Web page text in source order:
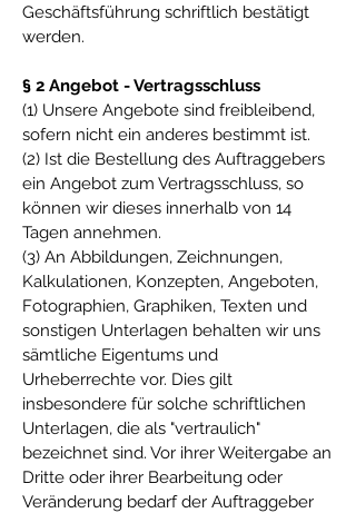
Geschäftsführung schriftlich bestätigt
werden.
§ 2 Angebot - Vertragsschluss
(1) Unsere Angebote sind freibleibend,
sofern nicht ein anderes bestimmt ist.
(2) Ist die Bestellung des Auftraggebers
ein Angebot zum Vertragsschluss, so
können wir dieses innerhalb von 14
Tagen annehmen.
(3) An Abbildungen, Zeichnungen,
Kalkulationen, Konzepten, Angeboten,
Fotographien, Graphiken, Texten und
sonstigen Unterlagen behalten wir uns
sämtliche Eigentums und
Urheberrechte vor. Dies gilt
insbesondere für solche schriftlichen
Unterlagen, die als "vertraulich"
bezeichnet sind. Vor ihrer Weitergabe an
Dritte oder ihrer Bearbeitung oder
Veränderung bedarf der Auftraggeber